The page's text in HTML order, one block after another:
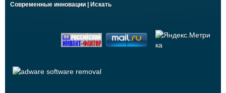
Современные инновации | Искать